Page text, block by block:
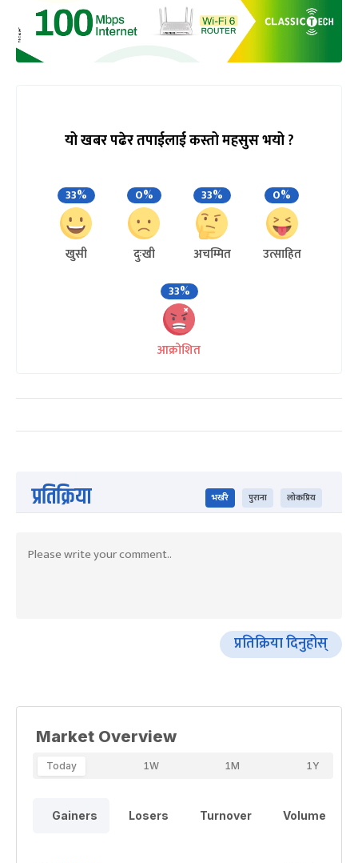
यो खबर पढेर तपाईलाई कस्तो महसुस भयो ?
33%
खुसी
0%
दुःखी
33%
अचम्मित
0%
उत्साहित
33%
आक्रोशित
प्रतिक्रिया भर्खरै पुराना लोकप्रिय
प्रतिक्रिया दिनुहोस्